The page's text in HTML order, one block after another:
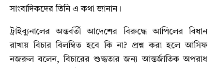
সাংবাদিকদের তিনি এ কথা জানান।
ট্রাইব্যুনালের অন্তর্বর্তী আদেশের বিরুদ্ধে আপিলের বিধান
রাখায় বিচার বিলম্বিত হবে কি না? প্রশ্ন করা হলে আসিফ
নজরুল বলেন, বিচারের শুদ্ধতার জন্য আন্তর্জাতিক অপরাধ